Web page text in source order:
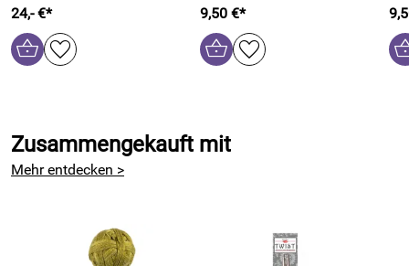
24,- €* 9,50 €*
Zusammengekauft mit
Mehr entdecken >